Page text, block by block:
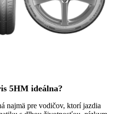
5HM ideálna?
najmä pre vodičov, ktorí jazdia